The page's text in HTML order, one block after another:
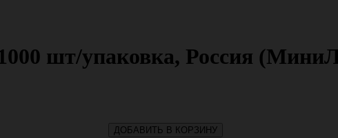
шт/упаковка, Россия
ДОБАВИТЬ В КОРЗИНУ